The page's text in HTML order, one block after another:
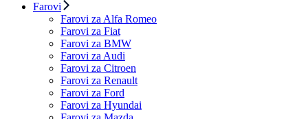
Farovi
Farovi za Alfa Romeo
Farovi za Fiat
Farovi za BMW
Farovi za Audi
Farovi za Citroen
Farovi za Renault
Farovi za Ford
Farovi za Hyundai